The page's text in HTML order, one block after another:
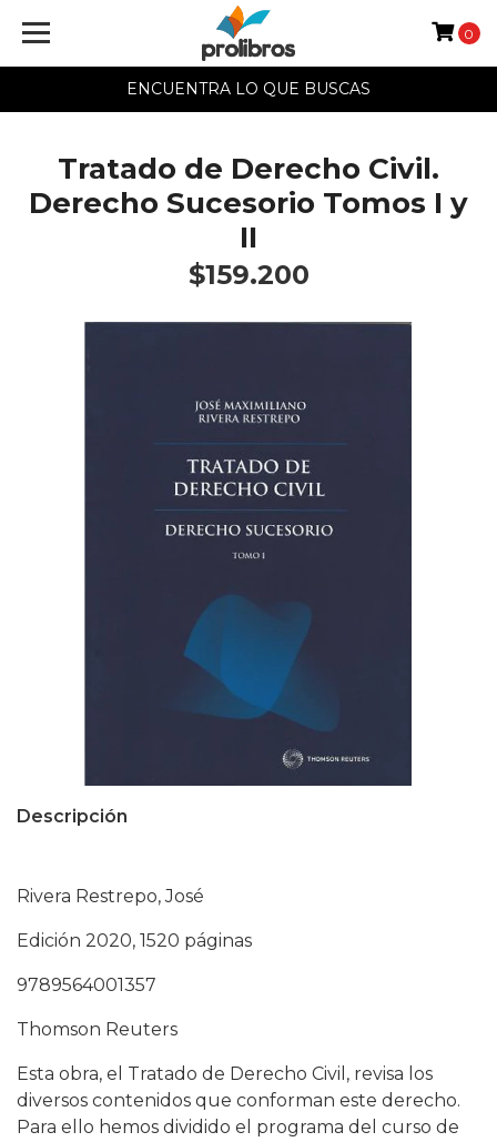
ENCUENTRA LO QUE BUSCAS
0
Tratado de Derecho Civil.
Derecho Sucesorio Tomos I y
II
$159.200
Descripción
Rivera Restrepo, José
Edición 2020, 1520 páginas
9789564001357
Thomson Reuters
Esta obra, el Tratado de Derecho Civil, revisa los
diversos contenidos que conforman este derecho.
Para ello hemos dividido el programa del curso de